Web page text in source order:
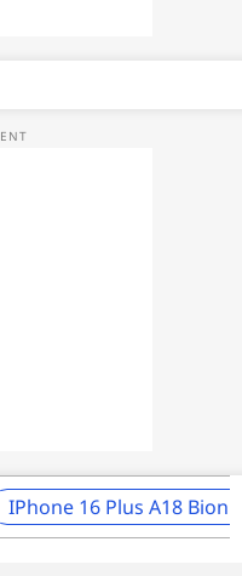
IPhone 16 Plus A18 Bionic